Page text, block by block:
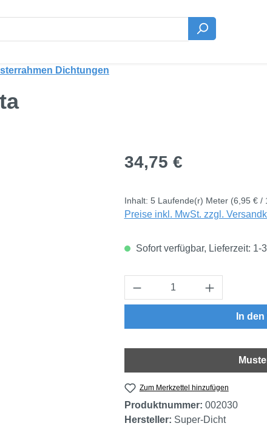
Dichtungen
Regulärer Preis:
34,75 €
Inhalt: 5 Laufende(r) Meter (6,95 € /
Preise inkl. MwSt. zzgl.
Sofort verfügbar, Lieferzeit: 1-
Produkt Anzahl: Gib
In
Zum Merkzettel hinzufügen
Produktnummer: 002030
Hersteller: Super-Dicht